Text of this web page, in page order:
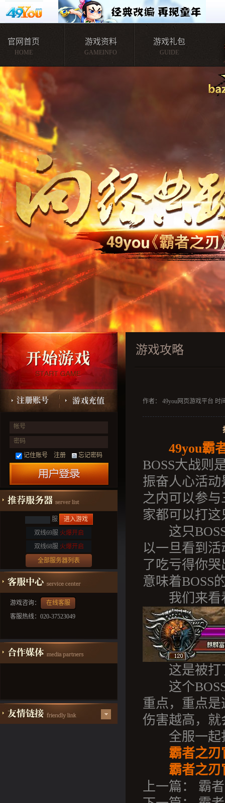
官网首页
HOME
游戏资料
GAMEINFO
游戏礼包
GUIDE
帐号
密码
记住账号 注册 忘记密码
服
进入游戏
双线69服 火爆开启
双线68服 火爆开启
全部服务器列表
游戏咨询：
在线客服
客服热线：020-37523049
游戏攻略
作者： 49you网页游戏平台 时
49you霸
BOSS大战则
振奋人心活
之内可以参
家都可以打这
这只BOSS
以一旦看到
了吃亏得你
意味着BOSS
我们来看
这是被打了
这个BOSS
重点，重点是
伤害越高，
全服一起打
霸者之刃
霸者之刃
上一篇：
霸